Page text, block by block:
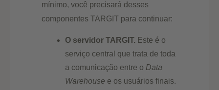
mínimo, você precisará desses
componentes TARGIT para continuar:
O servidor TARGIT. Este é o
serviço central que trata de toda
a comunicação entre o Data
Warehouse e os usuários finais.